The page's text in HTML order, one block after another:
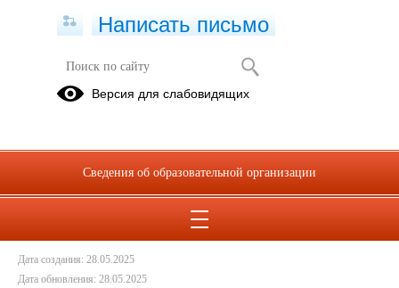
Наркомания - путь в никуда
Наркомания - путь в никуда.pdf
Дата создания: 28.05.2025
Дата обновления: 28.05.2025
Написать письмо
Версия для слабовидящих
Сведения об образовательной организации